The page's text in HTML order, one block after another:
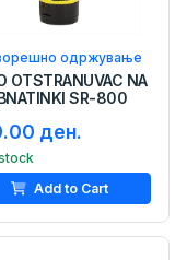
одржување
OTSTRANUVAC NA
SR-800
ден.
Add to Cart